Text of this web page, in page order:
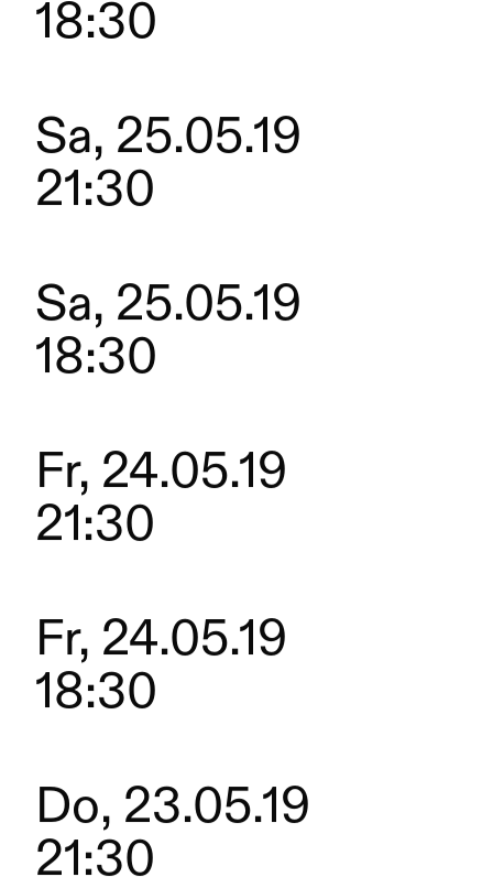
18:30
Sa, 25.05.19
21:30
Sa, 25.05.19
18:30
Fr, 24.05.19
21:30
Fr, 24.05.19
18:30
Do, 23.05.19
21:30